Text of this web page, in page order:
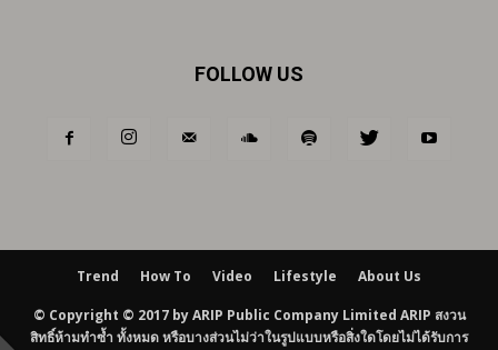
FOLLOW US
Trend How To Video Lifestyle About Us
© Copyright © 2017 by ARIP Public Company Limited ARIP สงวน
สิทธิ์ห้ามทำซ้ำ ทั้งหมด หรือบางส่วนไม่ว่าในรูปแบบหรือสิ่งใดโดยไม่ได้รับการ